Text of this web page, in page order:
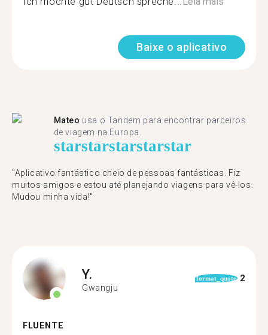
Baixe o aplicativo
Mateo usa o Tandem para encontrar parceiros
de viagem na Europa.
starstarstarstarstar
"Aplicativo fantástico cheio de pessoas fantásticas. Fiz
muitos amigos e estou até planejando viagens para vê-los.
Mudou minha vida!"
Y.
Gwangju
format_quote 2
FLUENTE